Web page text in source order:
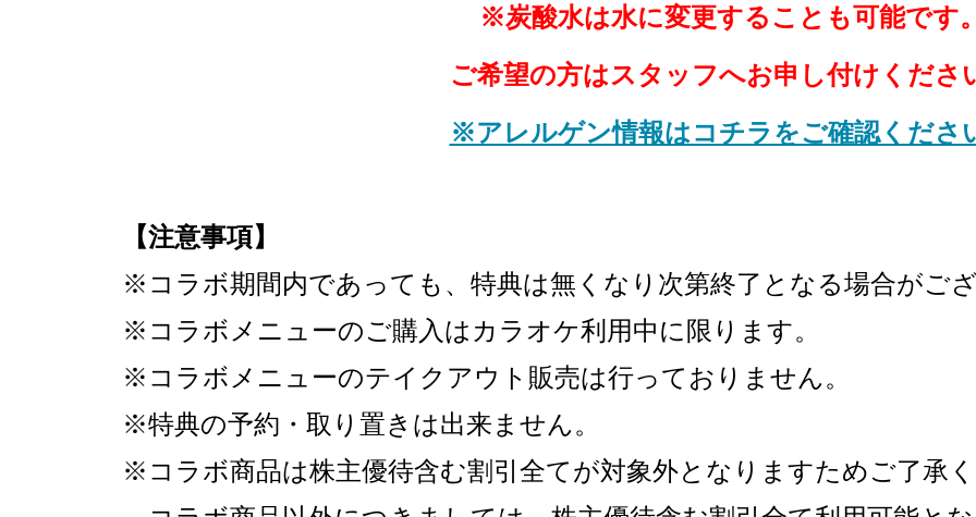
※炭酸水は水に変更することも可能です
ご希望の方はスタッフへお申し付けくださ
※アレルゲン情報はコチラをご確認くださ
【注意事項】
※コラボ期間内であっても、特典は無くなり次第終了となる場合がご
※コラボメニューのご購入はカラオケ利用中に限ります。
※コラボメニューのテイクアウト販売は行っておりません。
※特典の予約・取り置きは出来ません。
※コラボ商品は株主優待含む割引全てが対象外となりますためご了承